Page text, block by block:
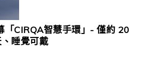
「CIRQA智慧手環」- 僅約 20
睡覺可戴